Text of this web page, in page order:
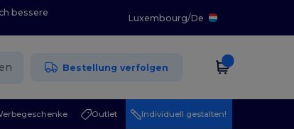
bessere
Luxembourg/De
Bestellung verfolgen
Outlet Individuell gestalten!